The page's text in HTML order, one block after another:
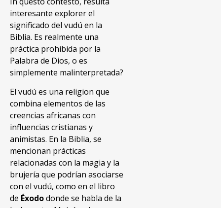
interesante explorer el
significado del vudú en la
Biblia. Es realmente una
práctica prohibida por la
Palabra de Dios, o es
simplemente malinterpretada?
El vudú es una religion que
combina elementos de las
creencias africanas con
influencias cristianas y
animistas. En la Biblia, se
mencionan prácticas
relacionadas con la magia y la
brujería que podrían asociarse
con el vudú, como en el libro
de Éxododonde se habla de la